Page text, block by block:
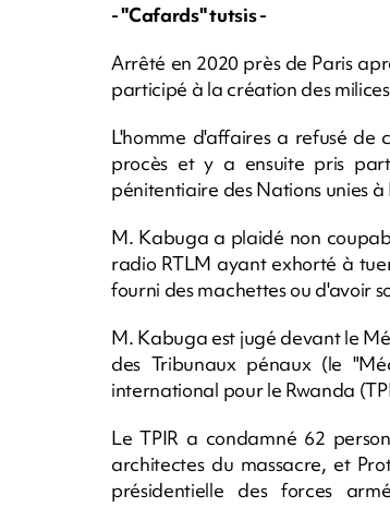
- "Cafards" tutsis -
Arrêté en 2020 près de Paris
participé à la création des
L'homme d'affaires a refusé
procès et y a ensuite pris
pénitentiaire des Nations unies
M. Kabuga a plaidé non
radio RTLM ayant exhorté à
fourni des machettes ou d'avoir
M. Kabuga est jugé devant le
des Tribunaux pénaux (le
international pour le Rwanda
Le TPIR a condamné 62
architectes du massacre, et
présidentielle des forces